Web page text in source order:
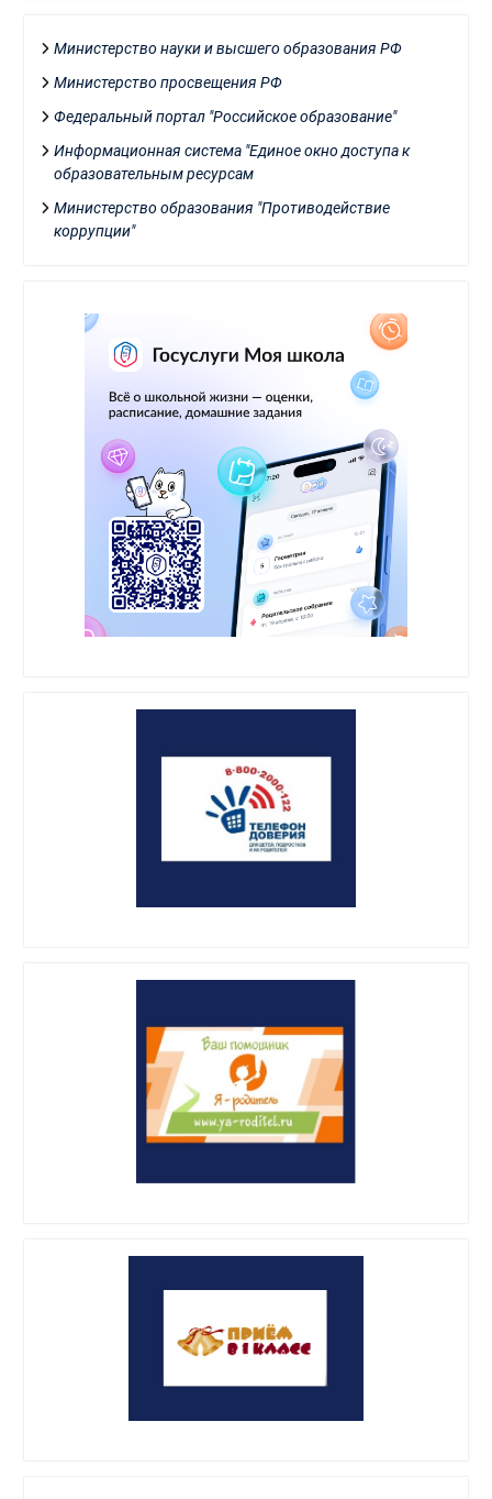
Министерство науки и высшего образования РФ
Министерство просвещения РФ
Федеральный портал "Российское образование"
Информационная система "Единое окно доступа к
образовательным ресурсам
Министерство образования "Противодействие
коррупции"